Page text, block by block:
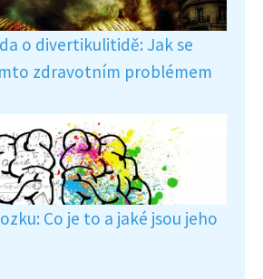
o divertikulitidě: Jak se
zdravotním problémem
Co je to a jaké jsou jeho